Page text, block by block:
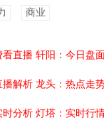
商业
看直播 轩阳：今日盘
播解析 龙头：热点走
时分析 灯塔：实时行